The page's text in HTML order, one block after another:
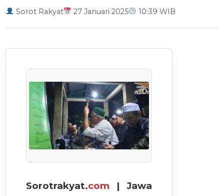
Sorot Rakyat 27 Januari 2025 10:39 WIB
Sorotrakyat.com | Jawa